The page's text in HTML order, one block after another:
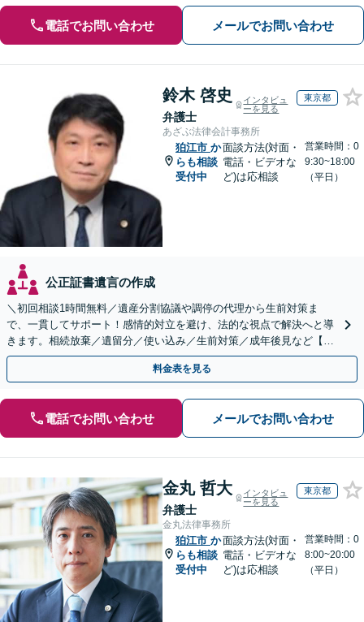
電話でお問い合わせ メールでお問い合わせ
鈴木 啓史
弁護士
インタビュ
ーを見る
東京都
あざぶ法律会計事務所
狛江市 か
らも相談
受付中
面談方法(対面・
電話・ビデオな
ど)は応相談
営業時間：0
9:30~18:00
（平日）
公正証書遺言の作成
＼初回相談1時間無料／遺産分割協議や調停の代理から生前対策ま
で、一貫してサポート！感情的対立を避け、法的な視点で解決へと導
きます。相続放棄／遺留分／使い込み／生前対策／成年後見など【W
EB面談対応】
料金表を見る
電話でお問い合わせ メールでお問い合わせ
金丸 哲大
弁護士
インタビュ
ーを見る
東京都
金丸法律事務所
狛江市 か
らも相談
受付中
面談方法(対面・
電話・ビデオな
ど)は応相談
営業時間：0
8:00~20:00
（平日）